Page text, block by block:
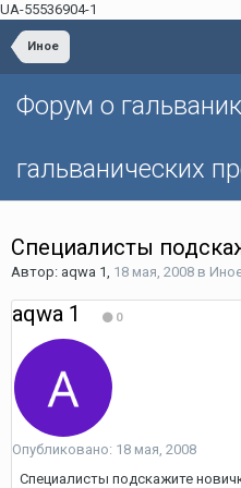
UA-55536904-1
Иное
Форум о
гальванических
Специалисты
Автор: aqwa 1, 18 мая, 2008 в
aqwa 1 0
Опубликовано: 18 мая, 2008
Специалисты подскажите